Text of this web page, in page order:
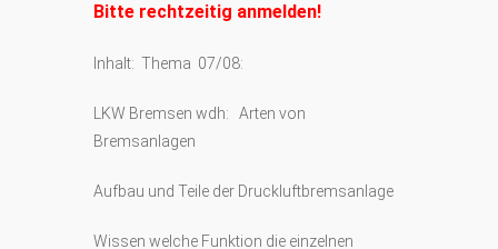
Bitte rechtzeitig anmelden!
Inhalt: Thema 07/08:
LKW Bremsen wdh: Arten von
Bremsanlagen
Aufbau und Teile der Druckluftbremsanlage
Wissen welche Funktion die einzelnen